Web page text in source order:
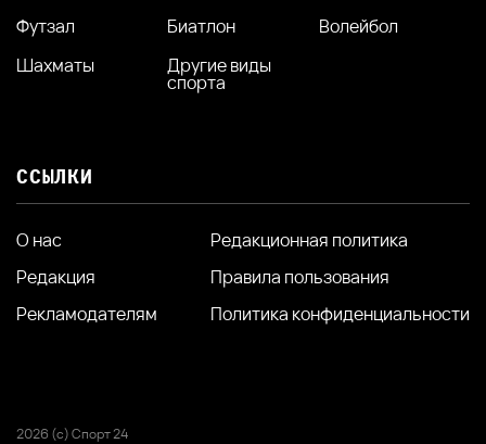
Футзал
Биатлон
Волейбол
Шахматы
Другие виды
спорта
ССЫЛКИ
О нас
Редакция
Рекламодателям
Редакционная политика
Правила пользования
Политика конфиденциальности
2026 (с) Спорт 24